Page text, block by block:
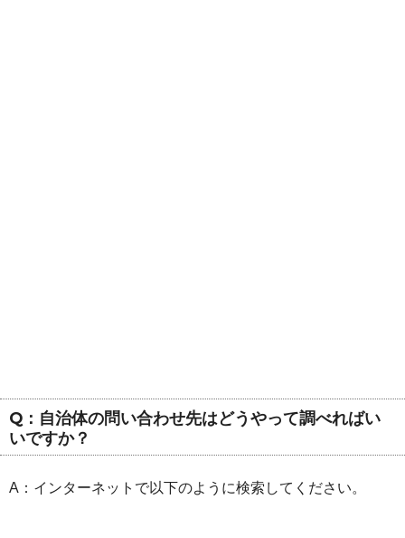
Q：自治体の問い合わせ先はどうやって調べればい
いですか？
A：インターネットで以下のように検索してください。